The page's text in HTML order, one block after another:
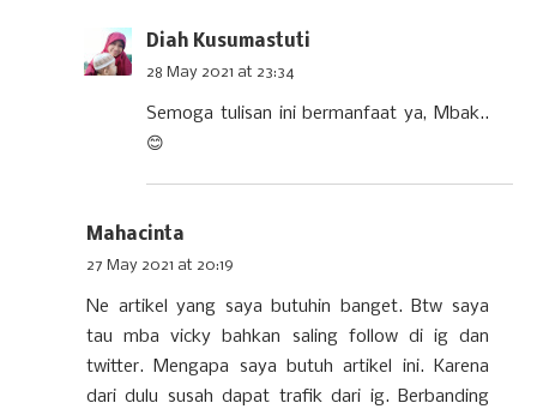
Diah Kusumastuti
28 May 2021 at 23:34
Semoga tulisan ini bermanfaat ya, Mbak..
😊
Mahacinta
27 May 2021 at 20:19
Ne artikel yang saya butuhin banget. Btw saya
tau mba vicky bahkan saling follow di ig dan
twitter. Mengapa saya butuh artikel ini. Karena
dari dulu susah dapat trafik dari ig. Berbanding